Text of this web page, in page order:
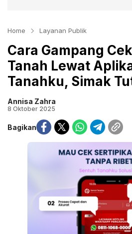
Home Layanan Publik
Cara Gampang
Tanah Lewat
Tanahku, Simak
Annisa Zahra
8 Oktober 2025
Bagikan